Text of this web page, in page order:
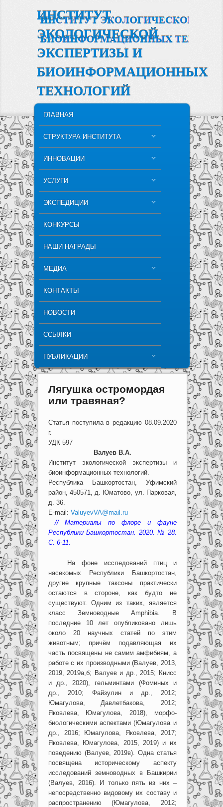
ИНСТИТУТ
ЭКОЛОГИЧЕСКОЙ
ЭКСПЕРТИЗЫ И
БИОИНФОРМАЦИОННЫХ
ТЕХНОЛОГИЙ
SKIP TO PRIMARY CONTENT
SKIP TO SECONDARY CONTENT
ГЛАВНАЯ
СТРУКТУРА ИНСТИТУТА
ИННОВАЦИИ
УСЛУГИ
ЭКСПЕДИЦИИ
КОНКУРСЫ
НАШИ НАГРАДЫ
МЕДИА
КОНТАКТЫ
НОВОСТИ
ССЫЛКИ
ПУБЛИКАЦИИ
Лягушка остромордая
или травяная?
Статья поступила в редакцию 08.09.2020
г.
УДК 597
Валуев В.А.
Институт экологической экспертизы и
биоинформационных технологий.
Республика Башкортостан, Уфимский
район, 450571, д. Юматово, ул. Парковая,
д. 36.
E-mail: ValuyevVA@mail.ru
// Материалы по флоре и фауне
Республики Башкортостан. 2020. № 28.
С. 6-11.
На фоне исследований птиц и
насекомых Республики Башкортостан,
другие крупные таксоны практически
остаются в стороне, как будто не
существуют. Одним из таких, является
класс Земноводные Amphibia. В
последние 10 лет опубликовано лишь
около 20 научных статей по этим
животным; причём подавляющая их
часть посвящены не самим амфибиям, а
работе с их производными (Валуев, 2013,
2019, 2019а,б; Валуев и др., 2015; Книсс
и др., 2020), гельминтами (Фоминых и
др., 2010; Файзулин и др., 2012;
Юмагулова, Давлетбакова, 2012;
Яковлева, Юмагулова, 2018), морфо-
биологическими аспектами (Юмагулова и
др., 2016; Юмагулова, Яковлева, 2017;
Яковлева, Юмагулова, 2015, 2019) и их
поведению (Валуев, 2019в). Одна статья
посвящена историческому аспекту
исследований земноводных в Башкирии
(Валуев, 2016). И только пять из них –
непосредственно видовому их составу и
распространению (Юмагулова, 2012;